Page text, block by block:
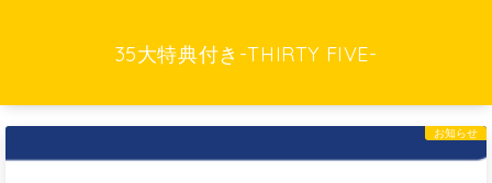
35大特典付き-THIRTY FIVE-
お知らせ